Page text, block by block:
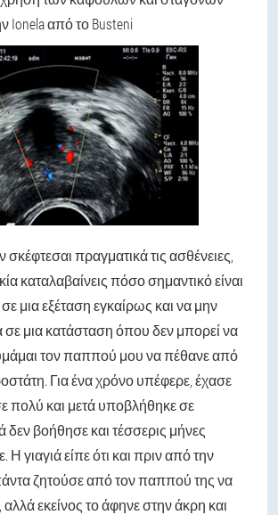
Ionela από το Busteni
σκέφτεσαι πραγματικά τις ασθένειες,
καταλαβαίνεις πόσο σημαντικό είναι
μια εξέταση εγκαίρως και να μην
σε μια κατάσταση όπου δεν μπορεί να
τον παππού μου να πέθανε από
Για ένα χρόνο υπέφερε, έχασε
πολύ και μετά υποβλήθηκε σε
βοήθησε και τέσσερις μήνες
Η γιαγιά είπε ότι και πριν από την
ζητούσε από τον παππού της να
αλλά εκείνος το άφηνε στην άκρη και